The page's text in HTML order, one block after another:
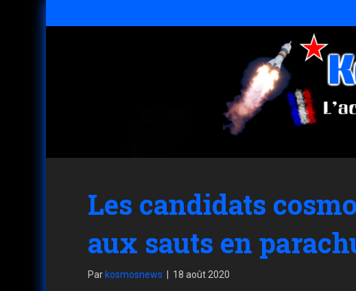
Les candidats
aux sauts en
Par kosmosnews 18 août 2020